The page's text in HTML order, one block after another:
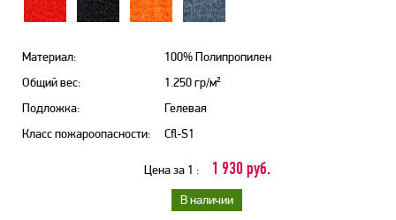
Материал:
100% Полипропилен
Общий вес:
1.250 гр/м²
Подложка:
Гелевая
Класс пожароопасности:
Cfl-S1
Цена за 1 : 1 930 руб.
В наличии